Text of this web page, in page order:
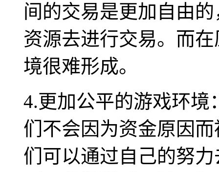
间的交易是更加自由
资源去进行交易。而
境很难形成。
4.更加公平的游戏环境
们不会因为资金原因
们可以通过自己的努